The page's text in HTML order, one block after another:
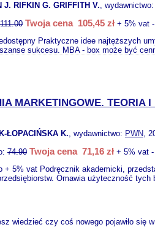
J. RIFKIN G. GRIFFITH V., wydawnictwo:
111.00 Twoja cena 105,45 zł + 5% vat -
Praktyczne idee najtęższych
sukcesu. MBA - box może być
MARKETINGOWE. TEORIA
ŁOPACIŃSKA K., wydawnictwo: PWN,
74.90 Twoja cena 71,16 zł + 5% vat -
+ 5% vat Podręcznik akademicki,
Omawia użyteczność tych
wiedzieć czy coś nowego pojawiło się